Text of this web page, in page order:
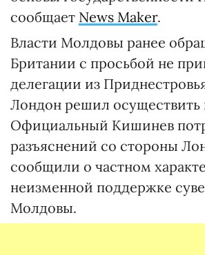
сообщает News Maker.
Власти Молдовы ранее
Британии с просьбой не
делегации из
Лондон решил осуществить
Официальный Кишинев
разъяснений со стороны
сообщили о частном
неизменной поддержке
Молдовы.